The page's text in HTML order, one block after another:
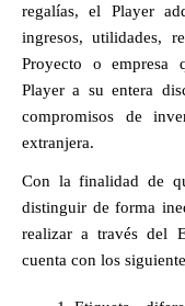
regalías, el Player
ingresos, utilidades,
Proyecto o empresa
Player a su entera
compromisos de
extranjera.
Con la finalidad de
distinguir de forma
realizar a través del
cuenta con los